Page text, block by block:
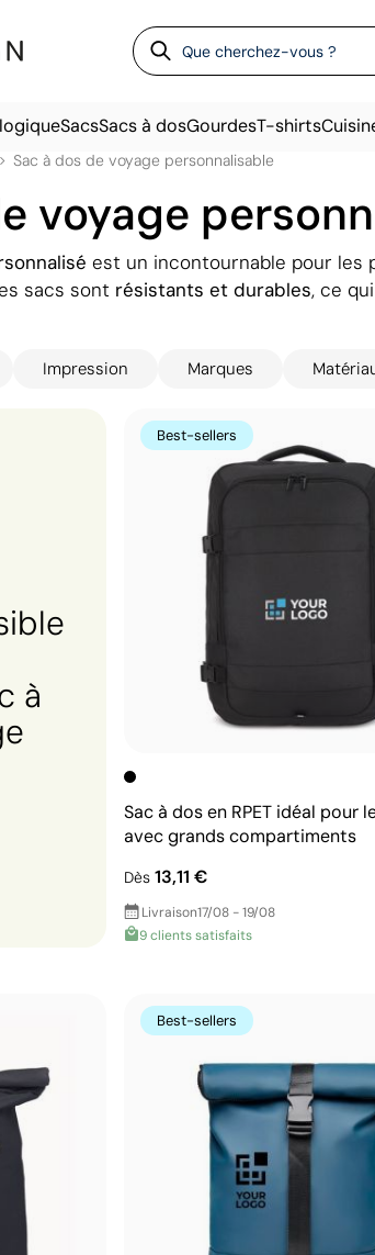
SacsSacs à dosGourdesT-shirts
Sac à dos de voyage personnalisable
voyage
est un incontournable pour les
sacs sont résistants et durables, ce
l'utilise, que ce soit dans un
Impression Marques
à
Best-sellers
Sac à dos en RPET idéal pour
avec grands compartiments
Dès 13,11 €
Livraison17/08 - 19/08
9 clients satisfaits
Best-sellers